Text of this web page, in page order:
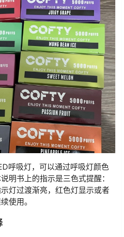
呼吸灯，可以通过呼吸灯颜色
明书上的指示是三色式提醒：
灯过渡渐亮，红色灯显示或者
使用。